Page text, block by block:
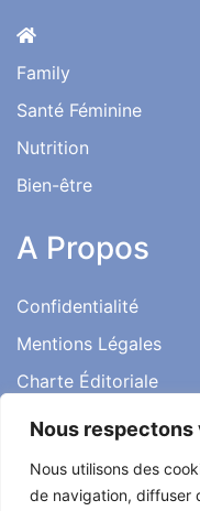
Nous
Nous utilisons des
de navigation, diffuser
Family
Santé Féminine
Nutrition
Bien-être
A Propos
Confidentialité
Mentions Légales
Charte Éditoriale
Conditions d’utilisation
Témoignages